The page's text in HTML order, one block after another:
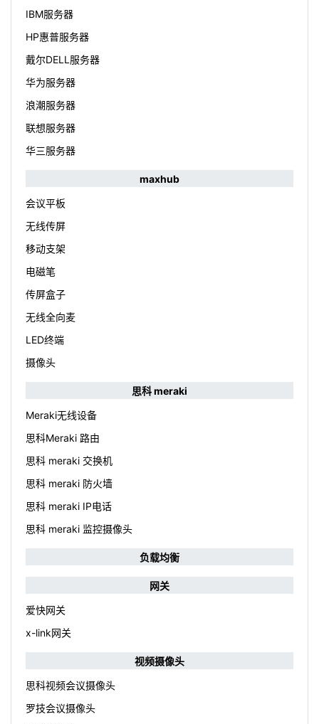
IBM服务器
HP惠普服务器
戴尔DELL服务器
华为服务器
浪潮服务器
联想服务器
华三服务器
maxhub
会议平板
无线传屏
移动支架
电磁笔
传屏盒子
无线全向麦
LED终端
摄像头
思科 meraki
Meraki无线设备
思科Meraki 路由
思科 meraki 交换机
思科 meraki 防火墙
思科 meraki IP电话
思科 meraki 监控摄像头
负载均衡
网关
爱快网关
x-link网关
视频摄像头
思科视频会议摄像头
罗技会议摄像头